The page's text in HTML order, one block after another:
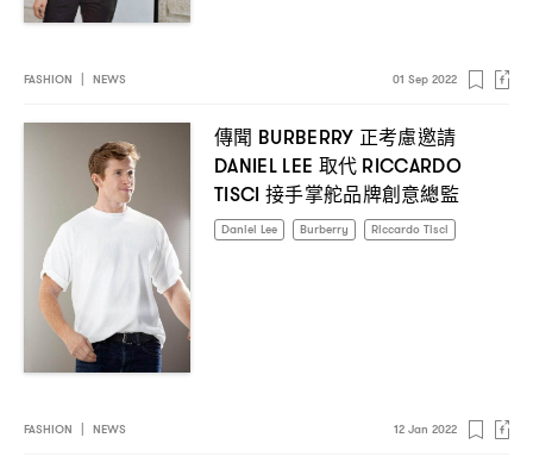
FASHION NEWS 01 Sep 2022
傳聞 BURBERRY 正考慮邀請
DANIEL LEE 取代 RICCARDO
TISCI 接手掌舵品牌創意總監
Daniel Lee Burberry Riccardo Tisci
FASHION NEWS 12 Jan 2022